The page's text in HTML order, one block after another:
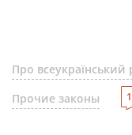
Про
Прочие законы